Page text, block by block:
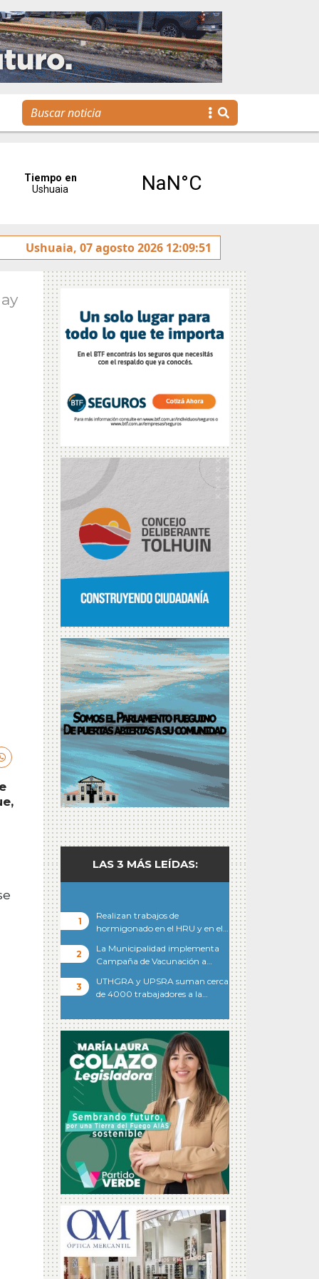
Escuela Municipal de Emprendedores impulsa la
Ushuaia, 07 agosto 2026 12:09:51
LAS 3 MÁS LEÍDAS:
Realizan trabajos de
hormigonado en el HRU y en el…
La Municipalidad implementa
Campaña de Vacunación a…
UTHGRA y UPSRA suman cerca
de 4000 trabajadores a la…